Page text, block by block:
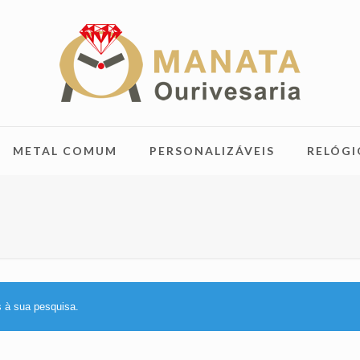
METAL COMUM PERSONALIZÁVEIS
à sua pesquisa.